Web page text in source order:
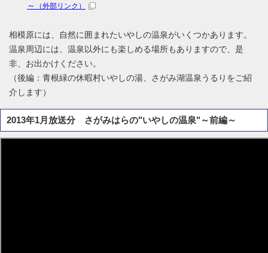
～
（外部リンク）
相模原には、自然に囲まれたいやしの温泉がいくつかあります。
温泉周辺には、温泉以外にも楽しめる場所もありますので、是
非、お出かけください。
（後編：青根緑の休暇村いやしの湯、さがみ湖温泉うるりをご紹
介します）
2013年1月放送分 さがみはらの"いやしの温泉"～前編～